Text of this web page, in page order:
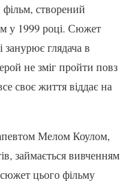
створений
у 1999 році. Сюжет
глядача в
не зміг пройти повз
своє життя віддає на
Мелом Коулом,
займається вивченням
цього фільму